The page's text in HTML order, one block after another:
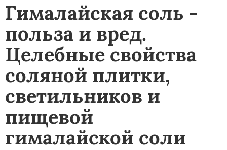
Гималайская соль -
польза и вред.
Целебные свойства
соляной плитки,
светильников и
пищевой
гималайской соли